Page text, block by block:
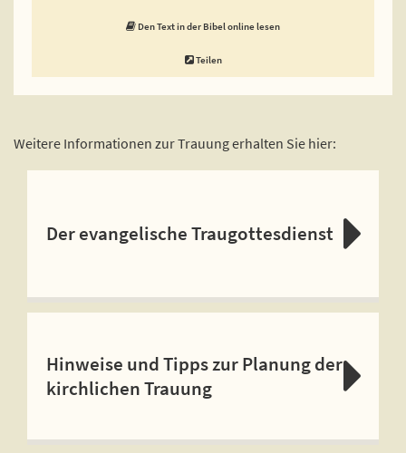
Den Text in der Bibel online lesen
Teilen
Weitere Informationen zur Trauung erhalten Sie hier:
Der evangelische Traugottesdienst
Hinweise und Tipps zur Planung der
kirchlichen Trauung